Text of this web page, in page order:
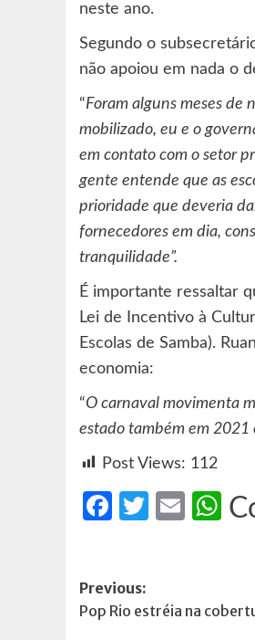
neste ano.
Segundo o
não apoiou em nada o
“Foram alguns meses de
mobilizado, eu e o
em contato com o setor
gente entende que as
prioridade que deveria
fornecedores em dia,
tranquilidade”.
É importante ressaltar
Lei de Incentivo à
Escolas de Samba).
economia:
“O carnaval movimenta
estado também em 2021
Post Views: 112
Facebook
Twitter
Email
Post
navigation
Previous:
Pop Rio estréia na